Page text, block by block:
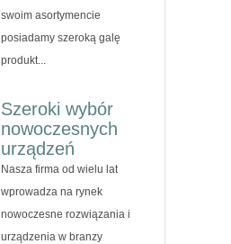
swoim asortymencie
posiadamy szeroką galę
produkt...
Szeroki wybór
nowoczesnych
urządzeń
Nasza firma od wielu lat
wprowadza na rynek
nowoczesne rozwiązania i
urządzenia w branzy